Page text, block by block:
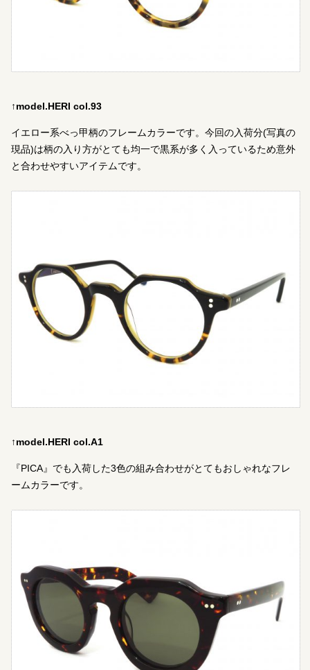
↑model.HERI col.93
イエロー系べっ甲柄のフレームカラーです。今回の入荷分(写真の
現品)は柄の入り方がとても均一で黒系が多く入っているため意外
と合わせやすいアイテムです。
↑model.HERI col.A1
『PICA』でも入荷した3色の組み合わせがとてもおしゃれなフレ
ームカラーです。